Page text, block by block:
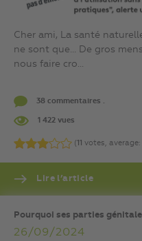
Cher ami, La santé
ne sont que… De gros
nous faire cro...
38 commentaires .
1 422 vues
(11 votes, average:
Lire l’article
Pourquoi ses parties
26/09/2024